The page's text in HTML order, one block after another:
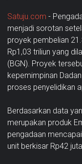
Satuju.com -
menjadi sorotan
proyek pembelian
Rp1,03 triliun yang
(BGN). Proyek
kepemimpinan
proses penyelidikan
Berdasarkan data
merupakan produk
pengadaan
unit berkisar Rp42